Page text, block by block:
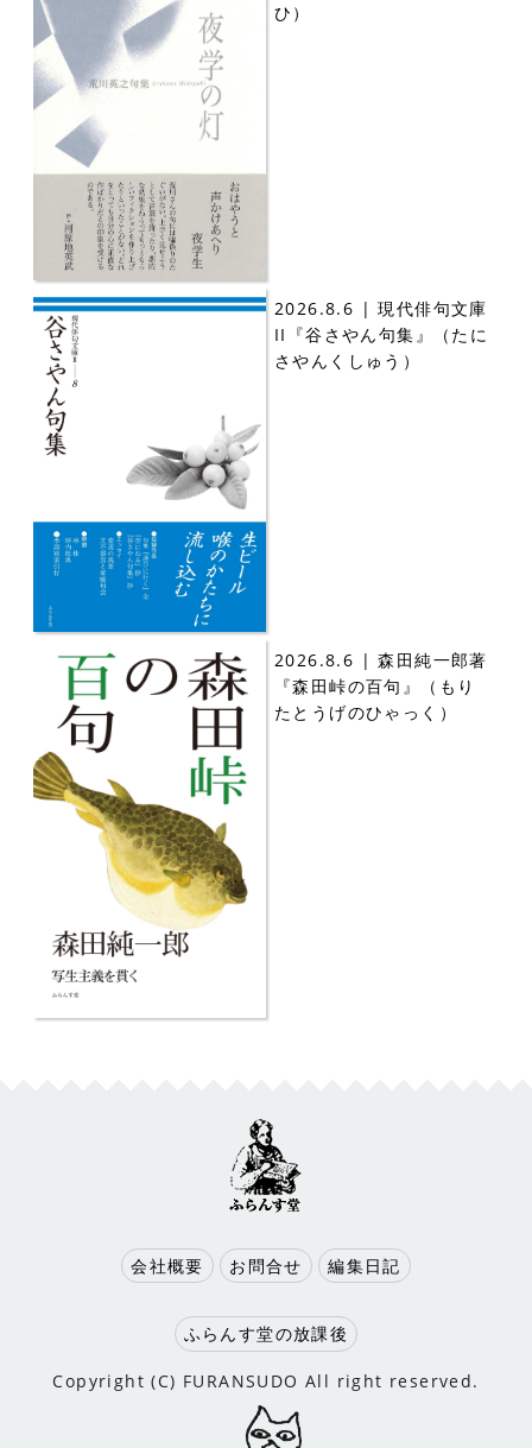
ひ）
2026.8.6 | 現代俳句文庫
II『谷さやん句集』（たに
さやんくしゅう）
2026.8.6 | 森田純一郎著
『森田峠の百句』（もり
たとうげのひゃっく）
会社概要 お問合せ 編集日記
ふらんす堂の放課後
Copyright (C) FURANSUDO All right reserved.